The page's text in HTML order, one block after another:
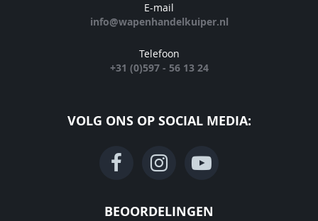
E-mail
info@wapenhandelkuiper.nl
Telefoon
+31 (0)597 - 56 13 24
VOLG ONS OP SOCIAL MEDIA:
BEOORDELINGEN